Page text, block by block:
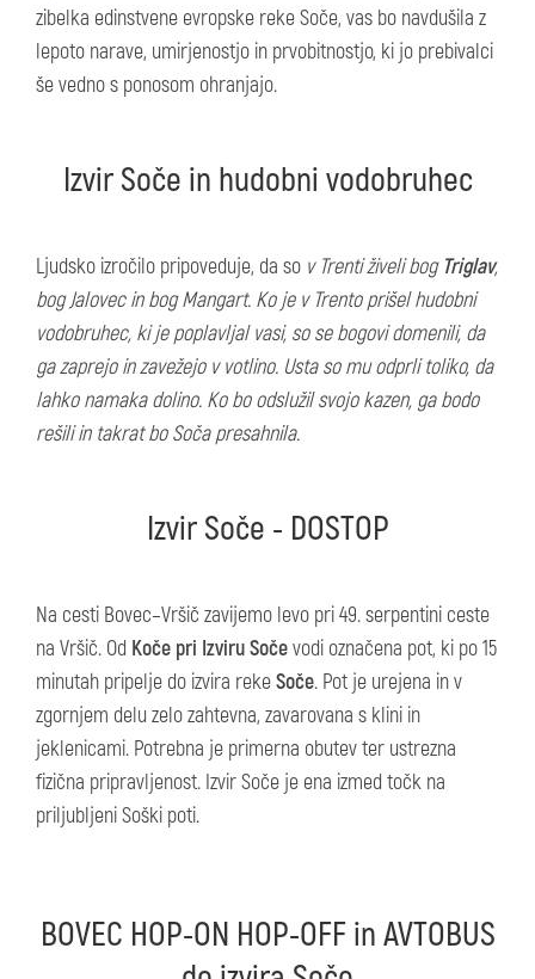
zibelka edinstvene evropske reke Soče, vas bo navdušila z
lepoto narave, umirjenostjo in prvobitnostjo, ki jo prebivalci
še vedno s ponosom ohranjajo.
Izvir Soče in hudobni vodobruhec
Ljudsko izročilo pripoveduje, da so v Trenti živeli bog Triglav,
bog Jalovec in bog Mangart. Ko je v Trento prišel hudobni
vodobruhec, ki je poplavljal vasi, so se bogovi domenili, da
ga zaprejo in zavežejo v votlino. Usta so mu odprli toliko, da
lahko namaka dolino. Ko bo odslužil svojo kazen, ga bodo
rešili in takrat bo Soča presahnila.
Izvir Soče - DOSTOP
Na cesti Bovec–Vršič zavijemo levo pri 49. serpentini ceste
na Vršič. Od Koče pri Izviru Sočevodi označena pot, ki po 15
minutah pripelje do izvira rekeSoče. Pot je urejena in v
zgornjem delu zelo zahtevna, zavarovana s klini in
jeklenicami. Potrebna je primerna obutev ter ustrezna
fizična pripravljenost. Izvir Soče je ena izmed točk na
priljubljeni Soški poti.
BOVEC HOP-ON HOP-OFF in AVTOBUS